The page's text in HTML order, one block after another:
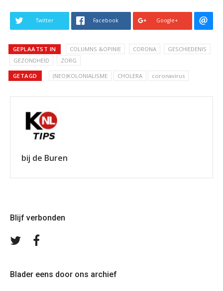
Twitter Facebook Google+
GEPLAATST IN COLUMNS &OPINIE CORONA
GESCHIEDENIS
GEZONDHEID
ZORG
GETAGD (NEO)KOLONIALISME CHOLERA coronavirus
bij de Buren
Blijf verbonden
Volg
Blader eens door ons archief